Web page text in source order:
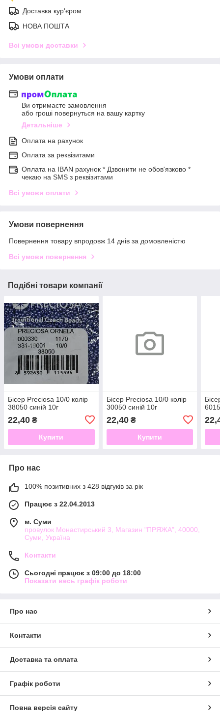
Доставка кур'єром
НОВА ПОШТА
Всі умови доставки
Умови оплати
Ви отримаєте замовлення
або гроші повернуться на вашу картку
Детальніше
Оплата на рахунок
Оплата за реквізитами
Оплата на IBAN рахунок * Дзвонити не обов'язково *
чекаю на SMS з реквізитами
Всі умови оплати
Умови повернення
Повернення товару впродовж 14 днів за домовленістю
Всі умови повернення
Подібні товари компанії
Бісер Preciosa 10/0 колір
38050 синій 10г
22,40 ₴
Купити
Бісер Preciosa 10/0 колір
30050 синій 10г
22,40₴
Купити
Про нас
100% позитивних з 428 відгуків за рік
Працює з 22.04.2013
м. Суми
провулок Монастирський 3, Магазин "ПРЯЖА", 40000,
Суми, Україна
Контакти
Сьогодні працює з 09:00 до 18:00
Показати весь графік роботи
Про нас
Контакти
Доставка та оплата
Графік роботи
Повна версія сайту